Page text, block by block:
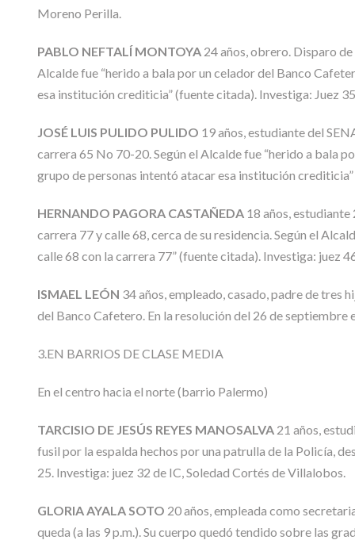
Moreno Perilla.
PABLO NEFTALÍ MONTOYA24 años, obrero. Disparo de
Alcalde fue “herido a bala por un celador del Banco
esa institución crediticia” (fuente citada). Investiga: Juez
JOSÉ LUIS PULIDO PULIDO 19 años, estudiante del
carrera 65 No 70-20. Según el Alcalde fue “herido a bala
grupo de personas intentó atacar esa institución
HERNANDO PAGORA CASTAÑEDA18 años, estudiante
carrera 77 y calle 68, cerca de su residencia. Según el
calle 68 con la carrera 77” (fuente citada). Investiga: juez
ISMAEL LEÓN 34 años, empleado, casado, padre de tres
del Banco Cafetero. En la resolución del 26 de
3.EN BARRIOS DE CLASE MEDIA
En el centro hacia el norte (barrio Palermo)
TARCISIO DE JESÚS REYES MANOSALVA21 años,
fusil por la espalda hechos por una patrulla de la Policía,
25. Investiga: juez 32 de IC, Soledad Cortés de Villalobos.
GLORIA AYALA SOTO 20 años, empleada como
queda (a las 9 p.m.). Su cuerpo quedó tendido sobre las